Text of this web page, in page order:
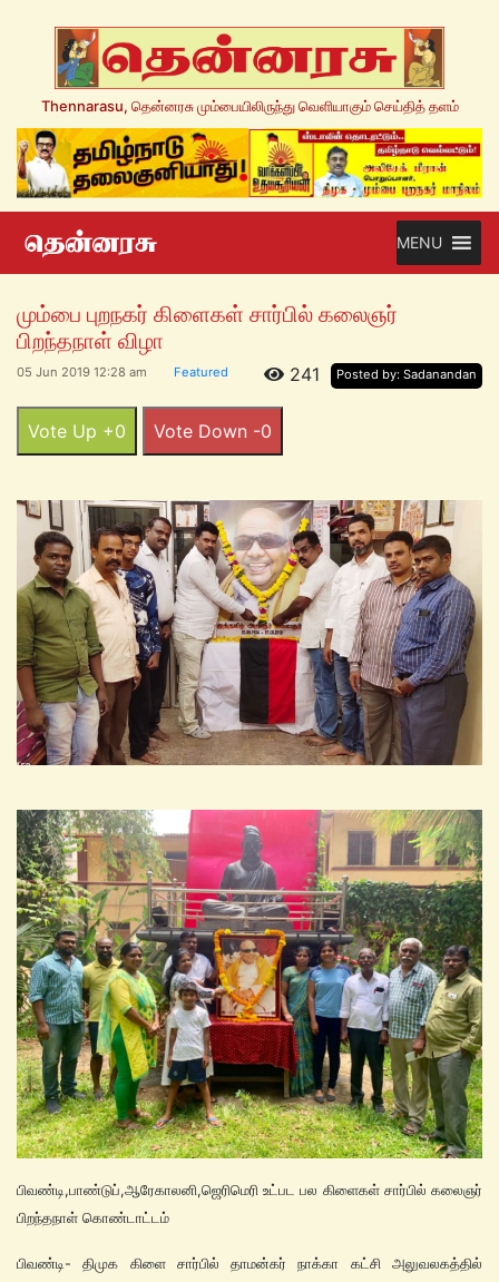
Thennarasu, தென்னரசு மும்பையிலிருந்து வெளியாகும் செய்தித் தளம்
MENU
மும்பை புறநகர் கிளைகள் சார்பில் கலைஞர்
பிறந்தநாள் விழா
05 Jun 2019 12:28 am Featured Posted by: Sadanandan
241
Vote Up +0 Vote Down -0
பிவண்டி,பாண்டுப்,ஆரேகாலனி,ஜெரிமெரி உட்பட பல கிளைகள் சார்பில் கலைஞர்
பிறந்தநாள் கொண்டாட்டம்
பிவண்டி- திமுக கிளை சார்பில் தாமன்கர் நாக்கா கட்சி அலுவலகத்தில்